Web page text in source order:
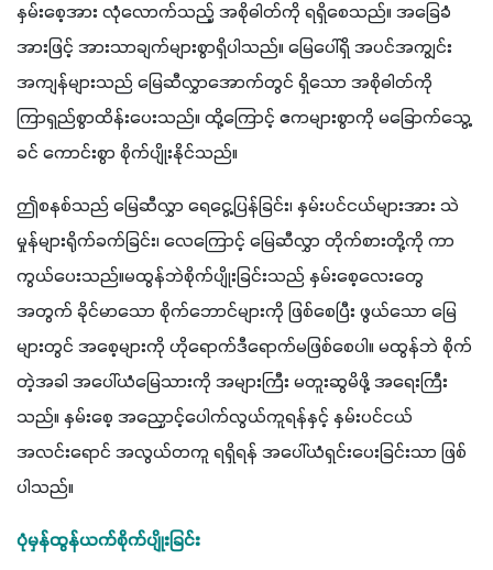
နှမ်းစေ့အား လုံလောက်သည့် အစိုဓါတ်ကို ရရှိစေသည်။ အခြေခံ
အားဖြင့် အားသာချက်များစွာရှိပါသည်။ မြေပေါ်ရှိ အပင်အကျွင်း
အကျန်များသည် မြေဆီလွှာအောက်တွင် ရှိသော အစိုဓါတ်ကို
ကြာရှည်စွာထိန်းပေးသည်။ ထို့ကြောင့် ဧကများစွာကို မခြောက်သွေ့
ခင် ကောင်းစွာ စိုက်ပျိုးနိုင်သည်။
ဤစနစ်သည် မြေဆီလွှာ ရေငွေ့ပြန်ခြင်း၊ နှမ်းပင်ငယ်များအား သဲ
မှုန်များရိုက်ခက်ခြင်း၊ လေကြောင့် မြေဆီလွှာ တိုက်စားတို့ကို ကာ
ကွယ်ပေးသည်။မထွန်ဘဲစိုက်ပျိုးခြင်းသည် နှမ်းစေ့လေးတွေ
အတွက် ခိုင်မာသော စိုက်ဘောင်များကို ဖြစ်စေပြီး ဖွယ်သော မြေ
များတွင် အစေ့များကို ဟိုရောက်ဒီရောက်မဖြစ်စေပါ။ မထွန်ဘဲ စိုက်
တဲ့အခါ အပေါ်ယံမြေသားကို အများကြီး မတူးဆွမိဖို့ အရေးကြီး
သည်။ နှမ်းစေ့ အညှောင့်ပေါက်လွယ်ကူရန်နှင့် နှမ်းပင်ငယ်
အလင်းရောင် အလွယ်တကူ ရရှိရန် အပေါ်ယံရှင်းပေးခြင်းသာ ဖြစ်
ပါသည်။
ပုံမှန်ထွန်ယက်စိုက်ပျိုးခြင်း